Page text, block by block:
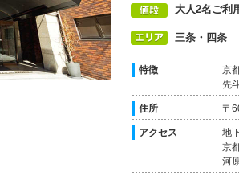
大人2名ご利
三条・四条
特徴
京
先
住所 〒
アクセス
地
京
河